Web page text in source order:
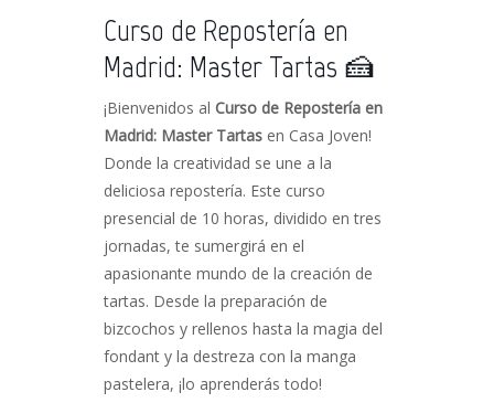
Curso de Repostería en
Madrid: Master Tartas 🍰
¡Bienvenidos al Curso de Repostería en
Madrid: Master Tartas en Casa Joven!
Donde la creatividad se une a la
deliciosa repostería. Este curso
presencial de 10 horas, dividido en tres
jornadas, te sumergirá en el
apasionante mundo de la creación de
tartas. Desde la preparación de
bizcochos y rellenos hasta la magia del
fondant y la destreza con la manga
pastelera, ¡lo aprenderás todo!